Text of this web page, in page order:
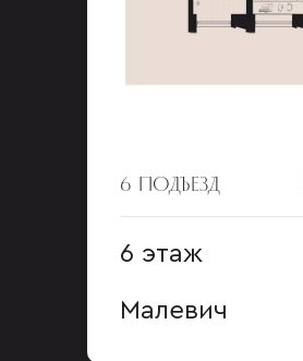
6 ПОДЪЕЗД
6 этаж
Малевич